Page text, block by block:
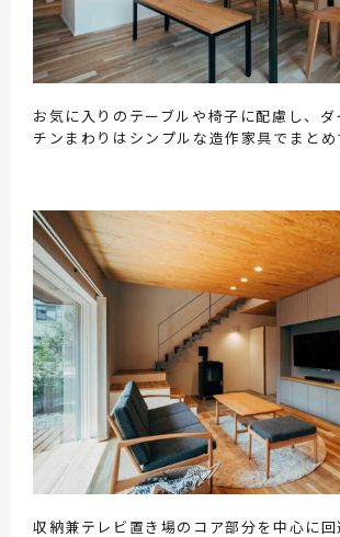
お気に入りのテーブルや椅子に配慮し、ダ
チンまわりはシンプルな造作家具でまとめ
収納兼テレビ置き場のコア部分を中心に